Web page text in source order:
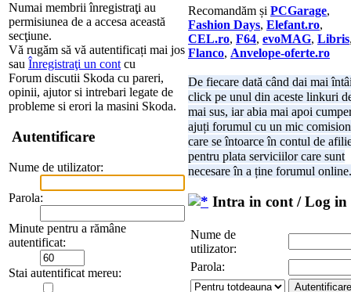
Numai membrii înregistraţi au
permisiunea de a accesa această
secţiune.
Vă rugăm să vă autentificați mai jos
sau Înregistraţi un cont cu
Forum discutii Skoda cu pareri,
opinii, ajutor si intrebari legate de
probleme si erori la masini Skoda.
Autentificare
Nume de utilizator:
Parola:
Minute pentru a rămâne
autentificat:
Stai autentificat mereu:
Recomandăm și PCGarage,
Fashion Days, Elefant.ro,
CEL.ro, F64, evoMAG, Libris
Flanco, Anvelope-oferte.ro
De fiecare dată când dai mai
click pe unul din aceste linkuri
mai sus, iar abia mai apoi
ajuți forumul cu un mic comision
care se întoarce în contul de
pentru plata serviciilor care sunt
necesare în a ține forumul online.
Intra in cont / Log in
Nume de
utilizator:
Parola: